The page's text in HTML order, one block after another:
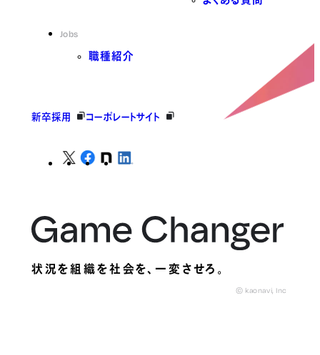
Jobs
職種紹介
新卒採用 コーポレートサイト
状況を組織を社会を、一変させろ。
© kaonavi, Inc